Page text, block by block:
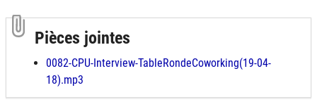
Pièces jointes
0082-CPU-Interview-TableRondeCoworking(19-04-
18).mp3